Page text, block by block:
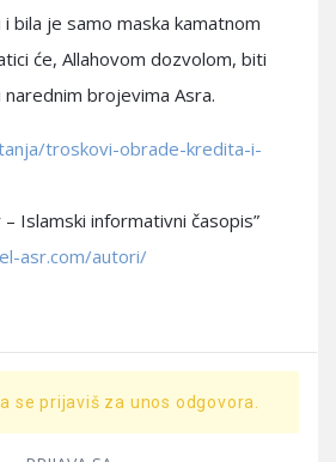
bila je samo maska kamatnom
će, Allahovom dozvolom, biti
brojevima Asra.
troskovi-obrade-kredita-i-
Islamski informativni časopis”
asr.com/autori/
se prijaviš za unos odgovora.